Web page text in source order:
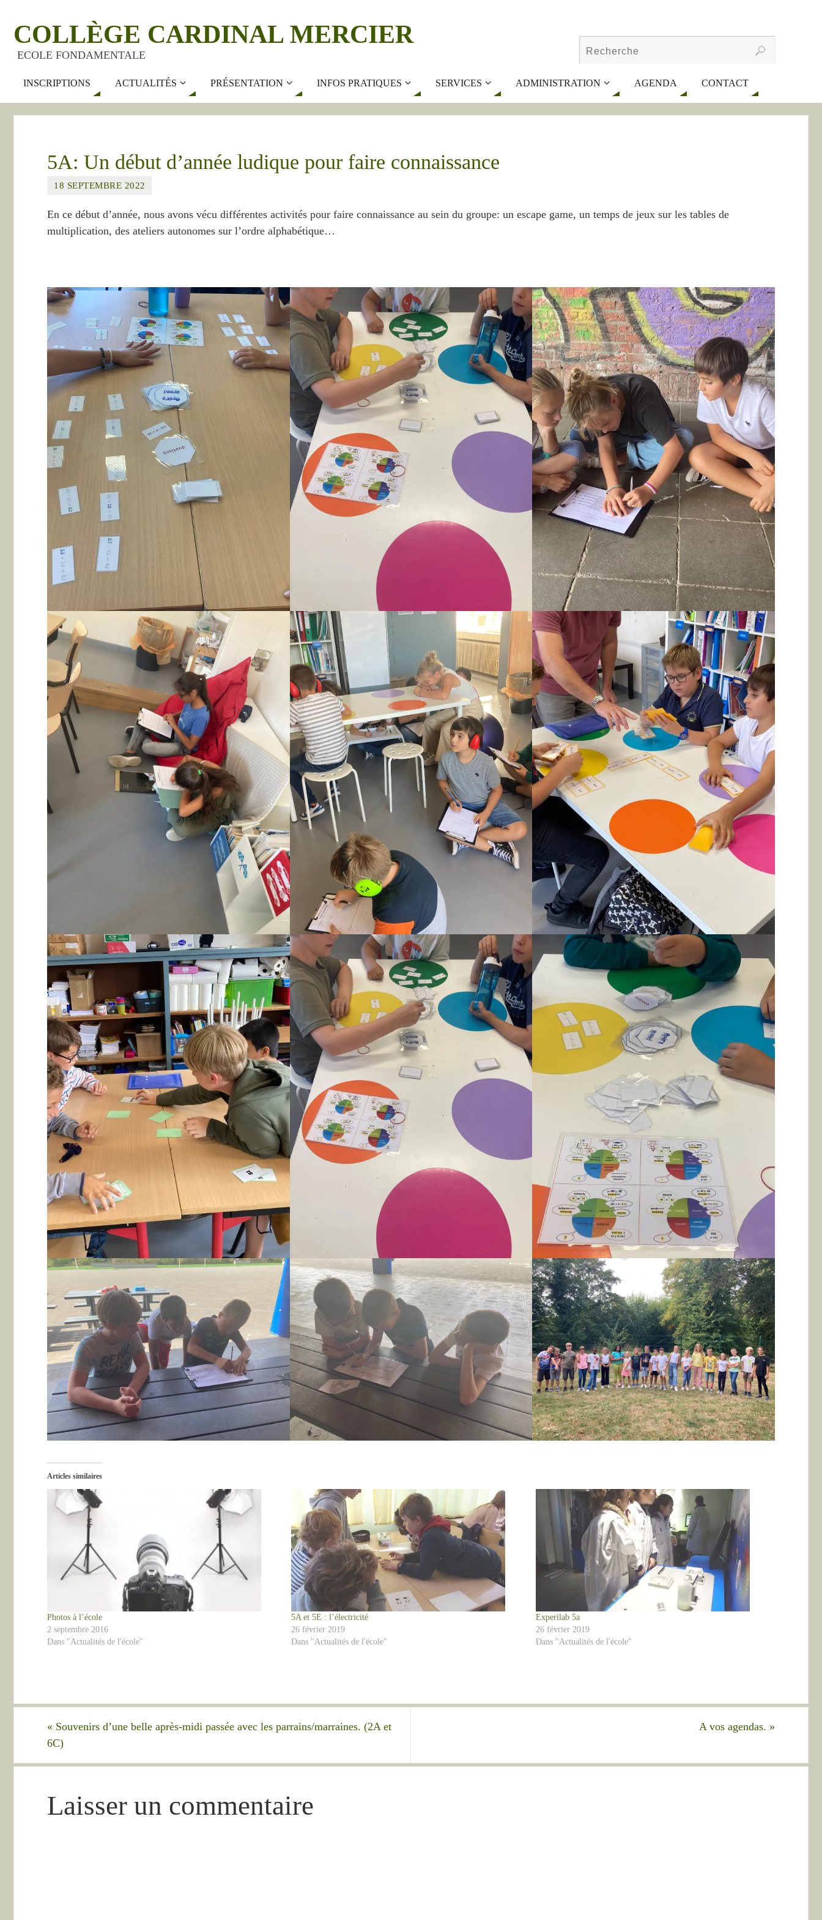
COLLÈGE CARDINAL MERCIER
ECOLE FONDAMENTALE
INSCRIPTIONS ACTUALITÉS PRÉSENTATION INFOS PRATIQUES SERVICES ADMINISTRATION AGENDA CONTACT
5A: Un début d’année ludique pour faire connaissance
18 SEPTEMBRE 2022
En ce début d’année, nous avons vécu différentes activités pour faire connaissance au sein du groupe: un escape game, un temps de jeux sur les tables de
multiplication, des ateliers autonomes sur l’ordre alphabétique…
Articles similaires
Photos à l’école
2 septembre 2016
Dans "Actualités de l'école"
5A et 5E : l’électricité
26 février 2019
Dans "Actualités de l'école"
Experilab 5a
26 février 2019
Dans "Actualités de l'école"
« Souvenirs d’une belle après-midi passée avec les parrains/marraines. (2A et
6C)
A vos agendas. »
Laisser un commentaire